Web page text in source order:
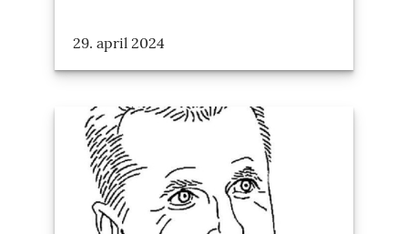
29. april 2024